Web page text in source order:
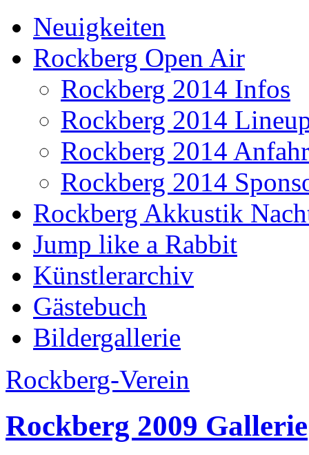
Neuigkeiten
Rockberg Open Air
Rockberg 2014 Infos
Rockberg 2014
Rockberg 2014
Rockberg 2014
Rockberg Akkustik
Jump like a Rabbit
Künstlerarchiv
Gästebuch
Bildergallerie
Rockberg-Verein
Rockberg 2009 Gallerie